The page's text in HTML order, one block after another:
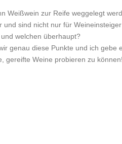
Weißwein zur Reife weggelegt
sind nicht nur für
welchen überhaupt?
genau diese Punkte und ich
gereifte Weine probieren zu